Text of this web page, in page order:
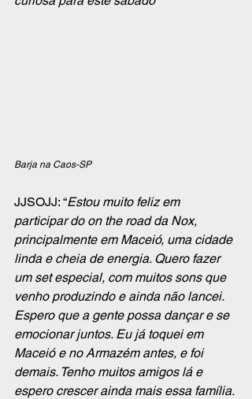
Barja na Caos-SP
JJSOJJ: “Estou muito feliz em
participar do on the road da Nox,
principalmente em Maceió, uma cidade
linda e cheia de energia. Quero fazer
um set especial, com muitos sons que
venho produzindo e ainda não lancei.
Espero que a gente possa dançar e se
emocionar juntos. Eu já toquei em
Maceió e no Armazém antes, e foi
demais. Tenho muitos amigos lá e
espero crescer ainda mais essa família.